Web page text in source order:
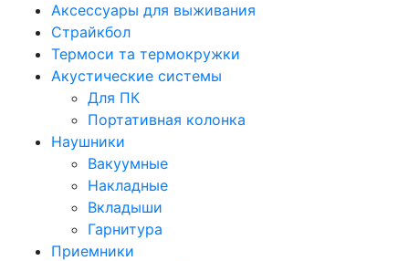
Аксессуары для выживания
Страйкбол
Термоси та термокружки
Акустические системы
Для ПК
Портативная колонка
Наушники
Вакуумные
Накладные
Вкладыши
Гарнитура
Приемники